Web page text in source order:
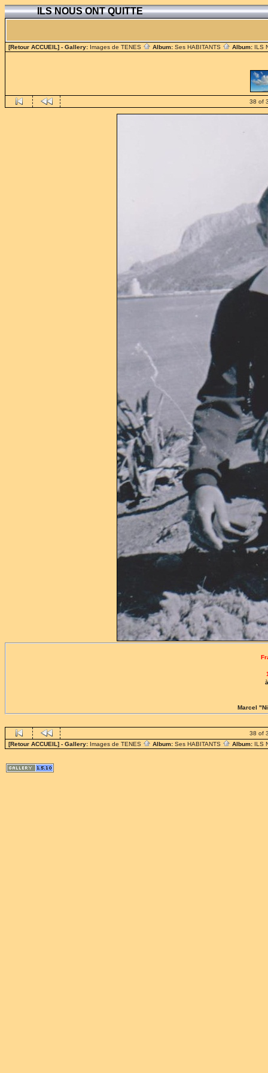
ILS NOUS ONT QUITTE
[Retour ACCUEIL] - Gallery: Images de TENES Album: Ses HABITANTS Album: ILS
38 of
Marcel
38 of
[Retour ACCUEIL] - Gallery: Images de TENES Album: Ses HABITANTS Album: ILS